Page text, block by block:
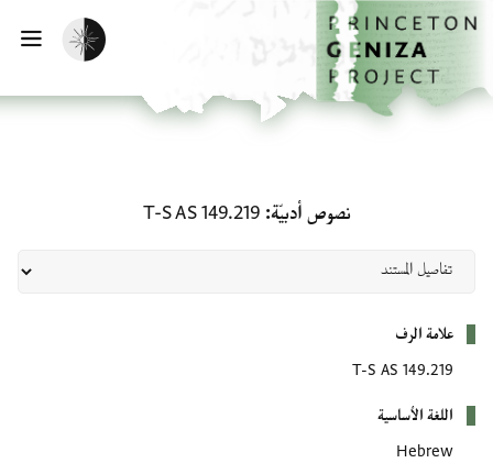
إلى المحتوى الرئيسي
الرئيسية
تفعيل الوضع المظلم
نصوص أدبيّة T-S AS 149.219
علامة الرف
T-S AS 149.219
اللغة الأساسية
Hebrew